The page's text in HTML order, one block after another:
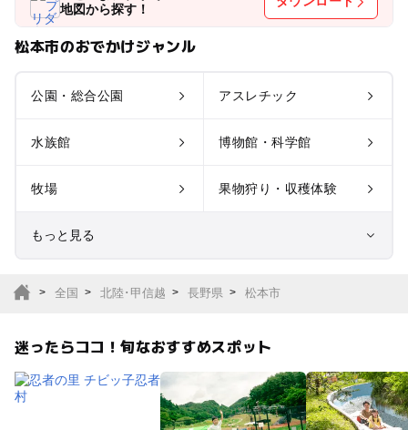
地図から探す！
松本市のおでかけジャンル
公園・総合公園 アスレチック
水族館 博物館・科学館
牧場 果物狩り・収穫体験
もっと見る
サファリパーク
植物園・フラワーパー
全国 北陸･甲信越 長野県 松本市
迷ったらココ！旬なおすすめスポット